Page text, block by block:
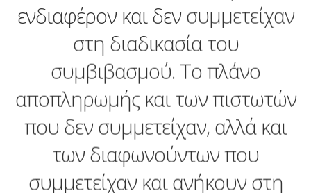
ενδιαφέρον και δεν συμμετείχαν
στη διαδικασία του
συμβιβασμού. Το πλάνο
αποπληρωμής και των πιστωτών
που δεν συμμετείχαν, αλλά και
των διαφωνούντων που
συμμετείχαν και ανήκουν στη